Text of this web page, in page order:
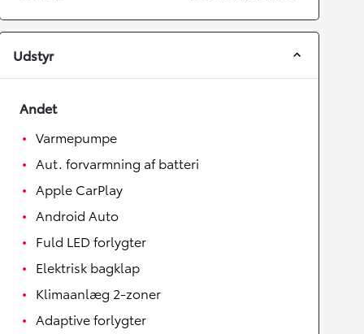
Udstyr
Andet
Varmepumpe
Aut. forvarmning af batteri
Apple CarPlay
Android Auto
Fuld LED forlygter
Elektrisk bagklap
Klimaanlæg 2-zoner
Adaptive forlygter